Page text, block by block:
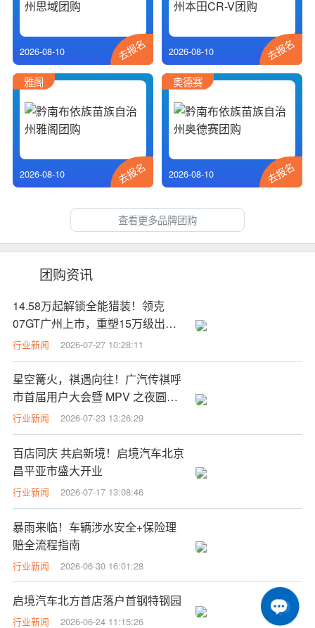
2026-08-10 去报名 2026-08-10 去报名
雅阁
2026-08-10 去报名
奥德赛
2026-08-10 去报名
查看更多品牌团购
团购资讯
14.58万起解锁全能猎装！领克
07GT广州上市，重塑15万级出行
性价比标杆
行业新闻 2026-07-27 10:28:11
星空篝火，祺遇向往！广汽传祺呼
市首届用户大会暨 MPV 之夜圆满
落幕
行业新闻 2026-07-23 13:26:29
百店同庆 共启新境！启境汽车北京
昌平亚市盛大开业
行业新闻 2026-07-17 13:08:46
暴雨来临！车辆涉水安全+保险理
赔全流程指南
行业新闻 2026-06-30 16:01:28
启境汽车北方首店落户首钢特钢园
行业新闻 2026-06-24 11:15:26